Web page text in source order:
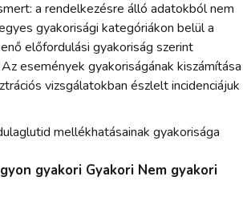
a rendelkezésre álló adatokból nem
gyakorisági kategóriákon belül a
előfordulási gyakoriság szerint
események gyakoriságának kiszámítása
vizsgálatokban észlelt incidenciájuk
mellékhatásainak gyakorisága
gyakori Gyakori Nem gyakori